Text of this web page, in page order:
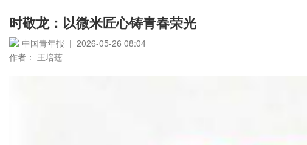
时敬龙：以微米匠心铸青春荣光
中国青年报 | 2026-05-26 08:04
作者： 王培莲